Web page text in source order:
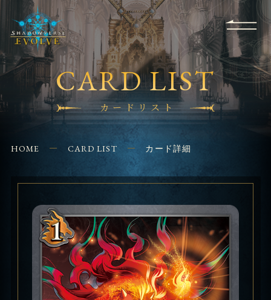
Q&A
EVENT SHOPS
FOR
BEGINNERS
APPLICATION
CONTACT
CARD LIST
カードリスト
HOME CARD LIST カード詳細